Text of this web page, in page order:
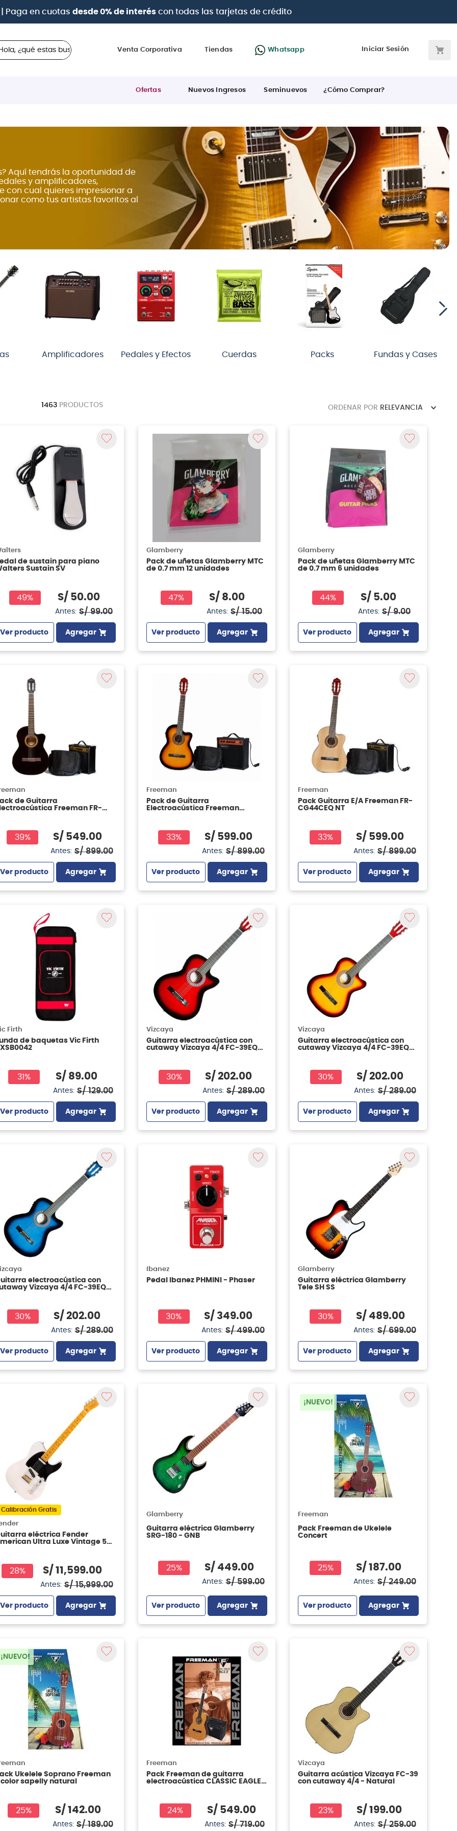
12 cuotas sin interesescon tarjetasBCP Visa, Diners, BBVA e Interbank
estas buscando?
Venta Corporativa Tiendas Whatsapp Iniciar Sesión
Ofertas Nuevos Ingresos Seminuevos ¿Cómo Comprar?
Aquí tendrás la oportunidad de
y amplificadores,
con cual quieres impresionar a
como tus artistas favoritos al
Amplificadores Pedales y Efectos Cuerdas Packs Fundas y Cases
1463 PRODUCTOS ORDENAR POR RELEVANCIA
de sustain para piano
Sustain SV
49% S/ 50.00
Antes: S/ 99.00
Ver producto Agregar
Glamberry
Pack de uñetas Glamberry MTC
de 0.7 mm 12 unidades
47% S/ 8.00
Antes: S/ 15.00
Ver producto Agregar
Glamberry
Pack de uñetas Glamberry MTC
de 0.7 mm 6 unidades
44% S/ 5.00
Antes: S/ 9.00
Ver producto Agregar
de Guitarra
Freeman FR-
39% S/ 549.00
Antes: S/ 899.00
Ver producto Agregar
Freeman
Pack de Guitarra
Electroacústica Freeman
33% S/ 599.00
Antes: S/ 899.00
Ver producto Agregar
Freeman
Pack Guitarra E/A Freeman FR-
CG44CEQ NT
33% S/ 599.00
Antes: S/ 899.00
Ver producto Agregar
Firth
de baquetas Vic Firth
31% S/ 89.00
Antes: S/ 129.00
Ver producto Agregar
Vizcaya
Guitarra electroacústica con
cutaway Vizcaya 4/4 FC-39EQ
30% S/ 202.00
Antes: S/ 289.00
Ver producto Agregar
Vizcaya
Guitarra electroacústica con
cutaway Vizcaya 4/4 FC-39EQ
30% S/ 202.00
Antes: S/ 289.00
Ver producto Agregar
electroacústica con
Vizcaya 4/4 FC-39EQ
30% S/ 202.00
Antes: S/ 289.00
Ver producto Agregar
Ibanez
Pedal Ibanez PHMINI - Phaser
30% S/ 349.00
Antes: S/ 499.00
Ver producto Agregar
Glamberry
Guitarra eléctrica Glamberry
Tele SH SS
30% S/ 489.00
Antes: S/ 699.00
Ver producto Agregar
Calibración Gratis
eléctrica Fender
Ultra Luxe Vintage 50s
28% S/ 11 ,599.00
Antes: S/ 15,999.00
Ver producto Agregar
Glamberry
Guitarra eléctrica Glamberry
SRG-180 - GNB
25% S/ 449.00
Antes: S/ 599.00
Ver producto Agregar
¡NUEVO!
Freeman
Pack Freeman de Ukelele
Concert
25% S/ 187.00
Antes: S/ 249.00
Ver producto Agregar
¡NUEVO!
Ukelele Soprano Freeman
sapelly natural
25% S/ 142.00
Antes: S/ 189.00
Freeman
Pack Freeman de guitarra
electroacústica CLASSIC EAGLE -
24% S/ 549.00
Antes: S/ 719.00
Vizcaya
Guitarra acústica Vizcaya FC-39
con cutaway 4/4 - Natural
23% S/ 199.00
Antes: S/ 259.00